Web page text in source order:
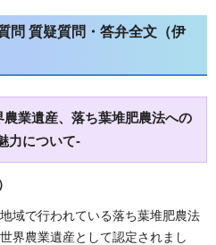
問 質疑質問・答弁全文（伊
業遺産、落ち葉堆肥農法への
力について-
域で行われている落ち葉堆肥農法
界農業遺産として認定されまし